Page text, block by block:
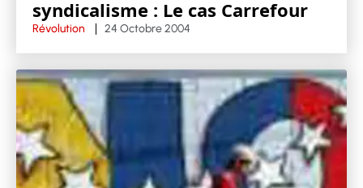
syndicalisme : Le cas Carrefour
Révolution 24 Octobre 2004